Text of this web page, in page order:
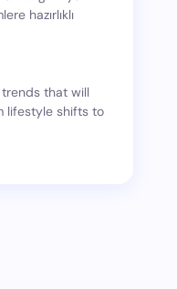
hazırlıklı
that will
lifestyle shifts to